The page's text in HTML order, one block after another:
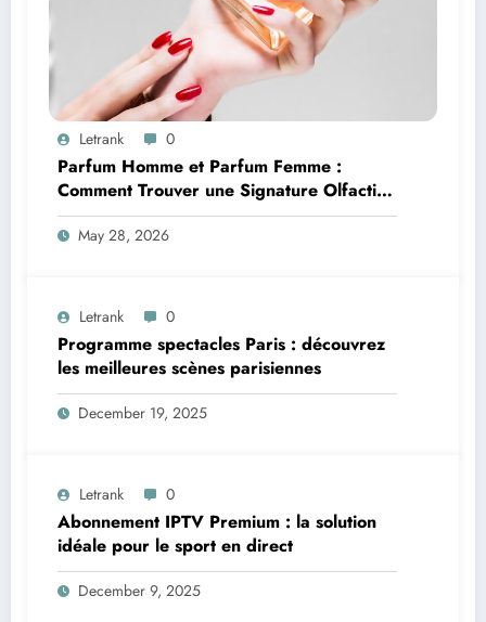
Letrank 0
Parfum Homme et Parfum Femme :
Comment Trouver une Signature Olfactive
Unique
May 28, 2026
Letrank 0
Programme spectacles Paris : découvrez
les meilleures scènes parisiennes
December 19, 2025
Letrank 0
Abonnement IPTV Premium : la solution
idéale pour le sport en direct
December 9, 2025